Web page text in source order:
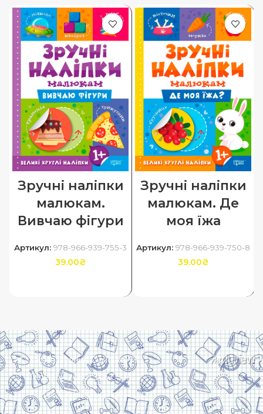
Зручні наліпки
малюкам.
Вивчаю фігури
Артикул: 978-966-939-755-3
39.00₴
Зручні наліпки
малюкам. Де
моя їжа
Артикул: 978-966-939-750-8
39.00₴
Харків, вулиця Сумська, 13
Телефон: (050) 305-05-41
E-Mail: torsingplus@gmail.com